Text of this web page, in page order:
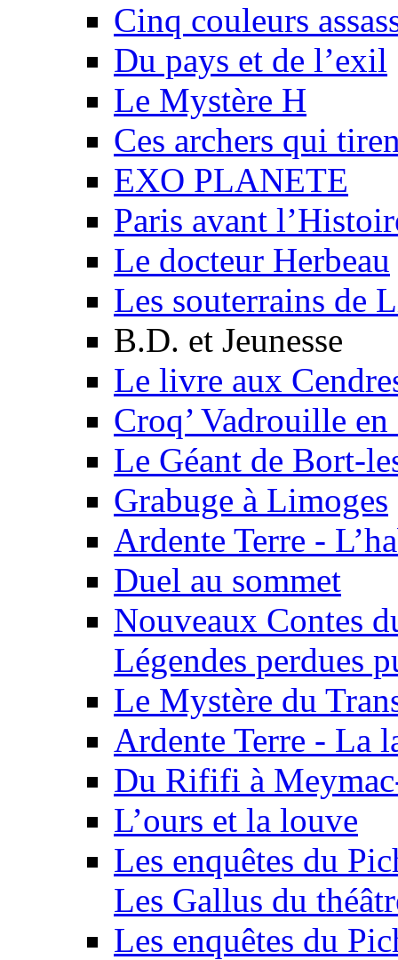
Cinq couleurs
Du pays et de l’exil
Le Mystère H
Ces archers qui
EXO PLANETE
Paris avant
Le docteur Herbeau
Les souterrains de
B.D. et Jeunesse
Le livre aux
Croq’ Vadrouille
Le Géant de Bort-
Grabuge à Limoges
Ardente Terre -
Duel au sommet
Nouveaux Contes
Légendes perdues
Le Mystère du
Ardente Terre - La
Du Rififi à
L’ours et la louve
Les enquêtes du
Les Gallus du
Les enquêtes du